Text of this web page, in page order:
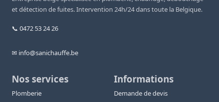
et détection de fuites. Intervention 24h/24 dans toute la Belgique.
📞 0472 53 24 26
✉ info@sanichauffe.be
Nos services
Plomberie
Informations
Demande de devis